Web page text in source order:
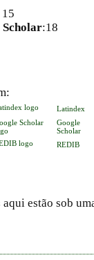
15
Scholar:18
Latindex
Google
Scholar
REDIB
estão sob